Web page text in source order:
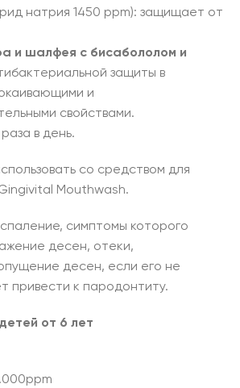
натрия 1450 ppm): защищает от
и шалфея с бисабололом и
защиты в
и
свойствами.
в день.
со средством для
Mouthwash.
симптомы которого
десен, отеки,
десен, если его не
привести к пародонтиту.
от 6 лет